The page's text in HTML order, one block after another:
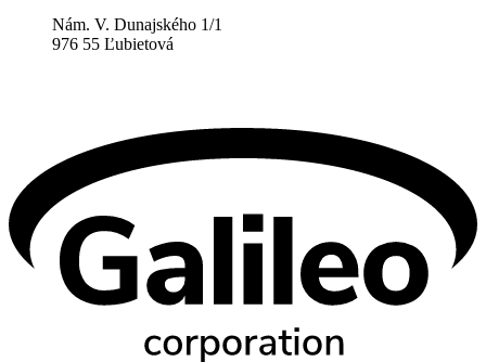
Nám. V. Dunajského 1/1
976 55 Ľubietová